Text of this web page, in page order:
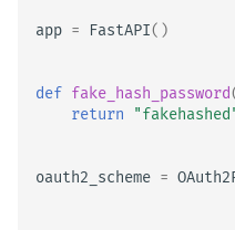
app = FastAPI()
def fake_hash_password
return
oauth2_scheme =